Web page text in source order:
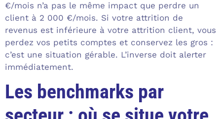
€/mois n’a pas le même impact que perdre un
client à 2 000 €/mois. Si votre attrition de
revenus est inférieure à votre attrition client, vous
perdez vos petits comptes et conservez les gros :
c’est une situation gérable. L’inverse doit alerter
immédiatement.
Les benchmarks par